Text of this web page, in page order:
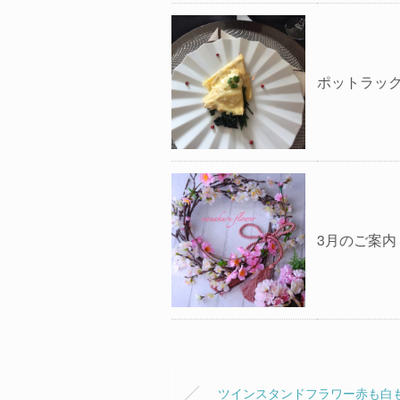
ポットラッ
3月のご案内
ツインスタンドフラワー赤も白